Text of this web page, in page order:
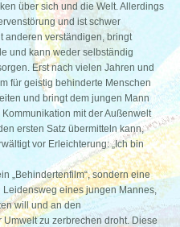
über sich und die Welt. Allerdings
und ist schwer
anderen verständigen, bringt
und kann weder selbständig
Erst nach vielen Jahren und
für geistig behinderte Menschen
und bringt dem jungen Mann
mit der Außenwelt
ersten Satz übermitteln kann,
vor Erleichterung: „Ich bin
„Behindertenfilm“, sondern eine
eines jungen Mannes,
will und an den
zu zerbrechen droht. Diese